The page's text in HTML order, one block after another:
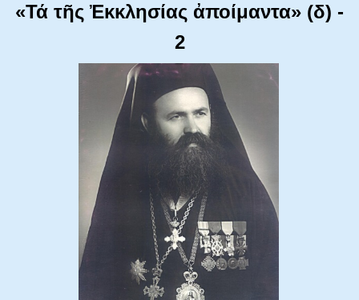
«Τά τῆς Ἐκκλησίας ἀποίμαντα» (δ) -
2